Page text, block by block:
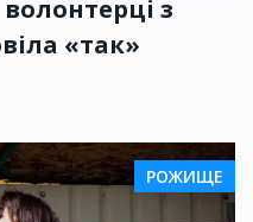
з
«так»
РОЖИЩЕ